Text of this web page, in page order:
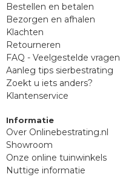
Bestellen en betalen
Bezorgen en afhalen
Klachten
Retourneren
FAQ - Veelgestelde vragen
Aanleg tips sierbestrating
Zoekt u iets anders?
Klantenservice
Informatie
Over Onlinebestrating.nl
Showroom
Onze online tuinwinkels
Nuttige informatie